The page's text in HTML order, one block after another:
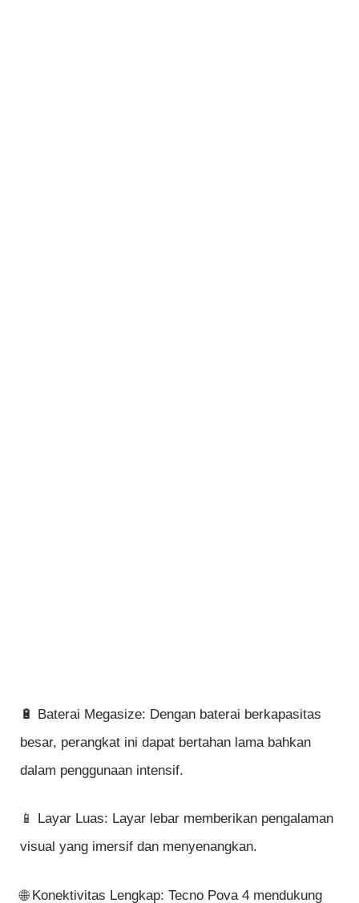
🔋 Baterai Megasize: Dengan baterai berkapasitas
besar, perangkat ini dapat bertahan lama bahkan
dalam penggunaan intensif.
📱 Layar Luas: Layar lebar memberikan pengalaman
visual yang imersif dan menyenangkan.
🌐 Konektivitas Lengkap: Tecno Pova 4 mendukung